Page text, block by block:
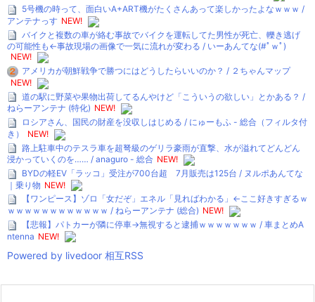
5号機の時って、面白いA+ART機がたくさんあって楽しかったよなｗｗｗ /
アンテナっす NEW!
バイクと複数の車が絡む事故でバイクを運転してた男性が死亡、轢き逃げ
の可能性も←事故現場の画像で一気に流れが変わる / いーあんてな(#ﾟｗﾟ)
NEW!
アメリカが朝鮮戦争で勝つにはどうしたらいいのか？ / ２ちゃんマップ
NEW!
道の駅に野菜や果物出荷してるんやけど「こういうの欲しい」とかある？ /
ねらーアンテナ (特化) NEW!
ロシアさん、国民の財産を没収しはじめる / にゅーもふ - 総合（フィルタ付
き）
NEW!
路上駐車中のテスラ車を超弩級のゲリラ豪雨が直撃、水が溢れてどんどん
浸かっていくのを…… / anaguro - 総合 NEW!
BYDの軽EV「ラッコ」受注が700台超 7月販売は125台 / ヌルポあんてな
｜乗り物 NEW!
【ワンピース】ゾロ「女だぞ」エネル「見ればわかる」←ここ好きすぎるｗ
ｗｗｗｗｗｗｗｗｗｗｗｗ / ねらーアンテナ (総合) NEW!
【悲報】パトカーが隣に停車→無視すると逮捕ｗｗｗｗｗｗｗ / 車まとめA
ntenna NEW!
Powered by livedoor 相互RSS